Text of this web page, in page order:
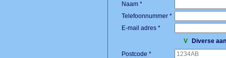
Naam *
Telefoonnummer *
E-mail adres *
V
Diverse
Postcode *